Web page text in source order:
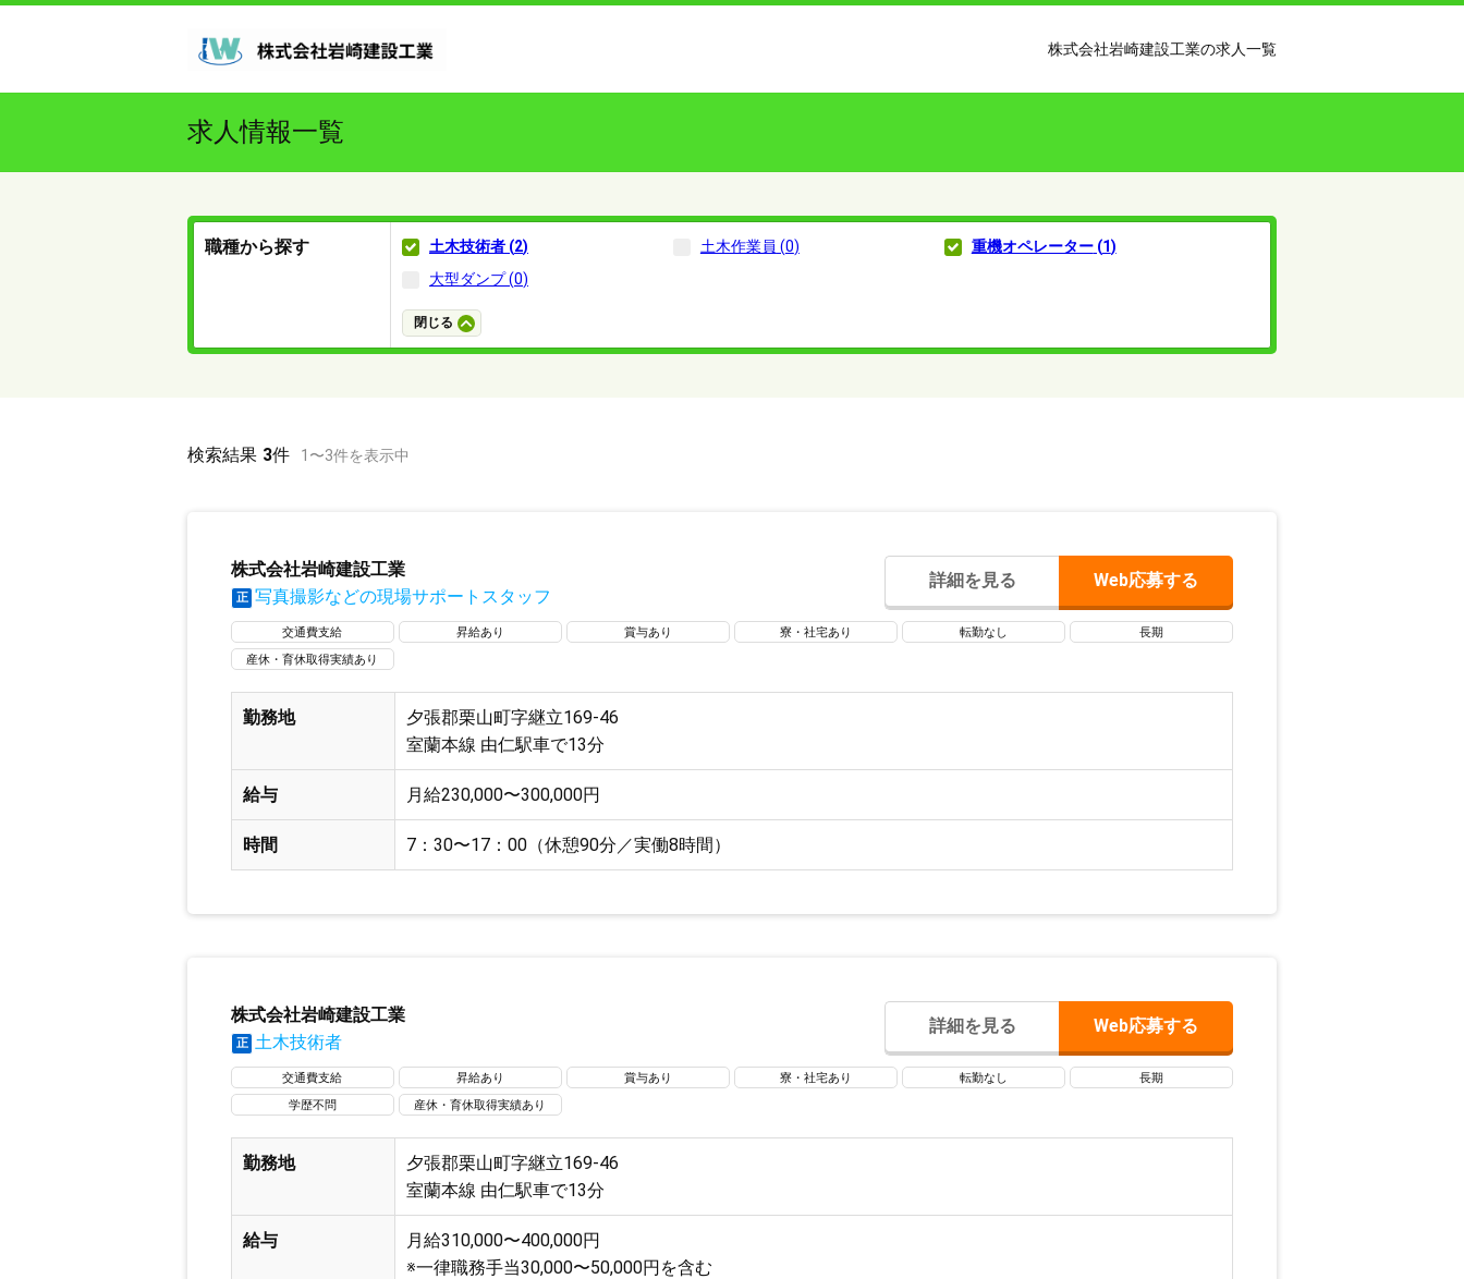
株式会社岩崎建設工業の求人一覧
求人情報一覧
職種から探す 土木技術者 (2) 土木作業員 (0) 重機オペレーター(1)
大型ダンプ(0)
閉じる
検索結果 3件 1 〜3件を表示中
株式会社岩崎建設工業
正 写真撮影などの現場サポートスタッフ
交通費支給 昇給あり 賞与あり 寮・社宅あり 転勤なし
長期
産休・育休取得実績あり
勤務地
夕張郡栗山町字継立169-46
室蘭本線 由仁駅車で13分
給与 月給230,000〜300,000円
時間 7：30〜17：00（休憩90分／実働8時間）
詳細を見る Web応募する
株式会社岩崎建設工業
正 土木技術者
交通費支給 昇給あり 賞与あり 寮・社宅あり 転勤なし
長期
学歴不問
産休・育休取得実績あり
勤務地
夕張郡栗山町字継立169-46
室蘭本線 由仁駅車で13分
給与
月給310,000〜400,000円
※一律職務手当30,000〜50,000円を含む
詳細を見る Web応募する